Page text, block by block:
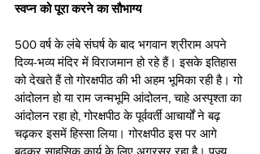
स्वप्न को पूरा करने का सौभाग्य
500 वर्ष के लंबे संघर्ष के बाद भगवान श्रीराम अपने
दिव्य-भव्य मंदिर में विराजमान हो रहे हैं। इसके इतिहास
को देखते हैं तो गोरक्षपीठ की भी अहम भूमिका रही है। गो
आंदोलन हो या राम जन्मभूमि आंदोलन, चाहे अस्पृश्ता का
आंदोलन रहा हो, गोरक्षपीठ के पूर्ववर्ती आचार्यों ने बढ़
चढ़कर इसमें हिस्सा लिया। गोरक्षपीठ इस पर आगे
बढ़कर साहसिक कार्य के लिए अग्रसर रहा है। पूज्य